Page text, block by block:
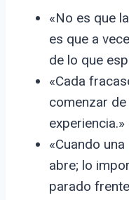
«No es que
es que a
de lo que
«Cada
comenzar
experiencia.»
«Cuando
abre; lo
parado